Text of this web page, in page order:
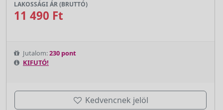
LAKOSSÁGI ÁR (BRUTTÓ)
11 490 Ft
Jutalom:230 pont
KIFUTÓ!
Kedvencnek jelöl